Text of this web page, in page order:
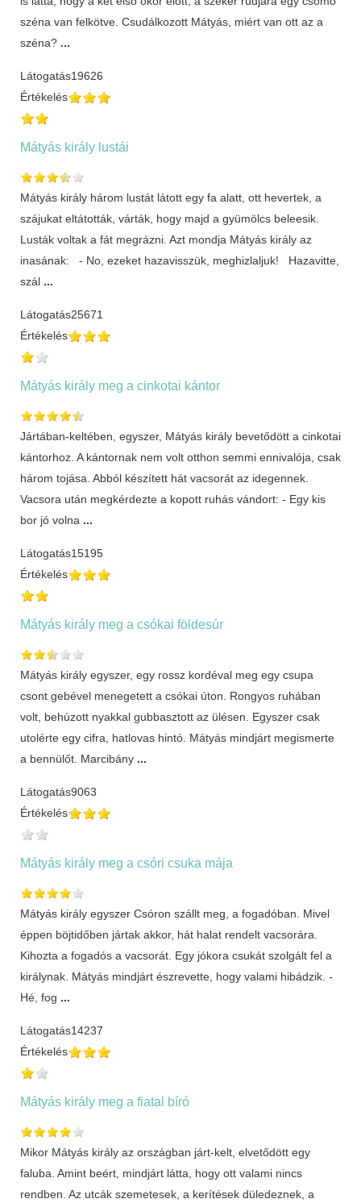
széna van felkötve. Csudálkozott Mátyás, miért van ott az a
széna? ...
Látogatás19626
Értékelés
Mátyás király lustái
Mátyás király három lustát látott egy fa alatt, ott hevertek, a
szájukat eltátották, várták, hogy majd a gyümölcs beleesik.
Lusták voltak a fát megrázni. Azt mondja Mátyás király az
inasának: - No, ezeket hazavisszük, meghizlaljuk! Hazavitte,
szál ...
Látogatás25671
Értékelés
Mátyás király meg a cinkotai kántor
Jártában-keltében, egyszer, Mátyás király bevetődött a cinkotai
kántorhoz. A kántornak nem volt otthon semmi ennivalója, csak
három tojása. Abból készített hát vacsorát az idegennek.
Vacsora után megkérdezte a kopott ruhás vándort: - Egy kis
bor jó volna ...
Látogatás15195
Értékelés
Mátyás király meg a csókai földesúr
Mátyás király egyszer, egy rossz kordéval meg egy csupa
csont gebével menegetett a csókai úton. Rongyos ruhában
volt, behúzott nyakkal gubbasztott az ülésen. Egyszer csak
utolérte egy cifra, hatlovas hintó. Mátyás mindjárt megismerte
a bennülőt. Marcibány ...
Látogatás9063
Értékelés
Mátyás király meg a csóri csuka mája
Mátyás király egyszer Csóron szállt meg, a fogadóban. Mivel
éppen böjtidőben jártak akkor, hát halat rendelt vacsorára.
Kihozta a fogadós a vacsorát. Egy jókora csukát szolgált fel a
királynak. Mátyás mindjárt észrevette, hogy valami hibádzik. -
Hé, fog ...
Látogatás14237
Értékelés
Mátyás király meg a fiatal bíró
Mikor Mátyás király az országban járt-kelt, elvetődött egy
faluba. Amint beért, mindjárt látta, hogy ott valami nincs
rendben. Az utcák szemetesek, a kerítések düledeznek, a